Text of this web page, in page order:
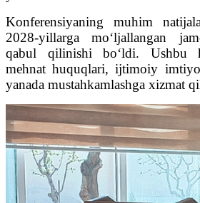
Konferensiyaning muhim
2028-yillarga mo‘ljallangan
qabul qilinishi bo‘ldi. Ushbu
mehnat huquqlari, ijtimoiy
yanada mustahkamlashga xizmat